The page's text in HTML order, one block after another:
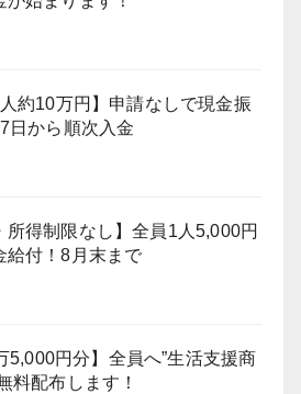
人約10万円】申請なしで現金振
日から順次入金
所得制限なし】全員1人5,000円
給付！8月末まで
5,000円分】全員へ”生活支援商
料配布します！